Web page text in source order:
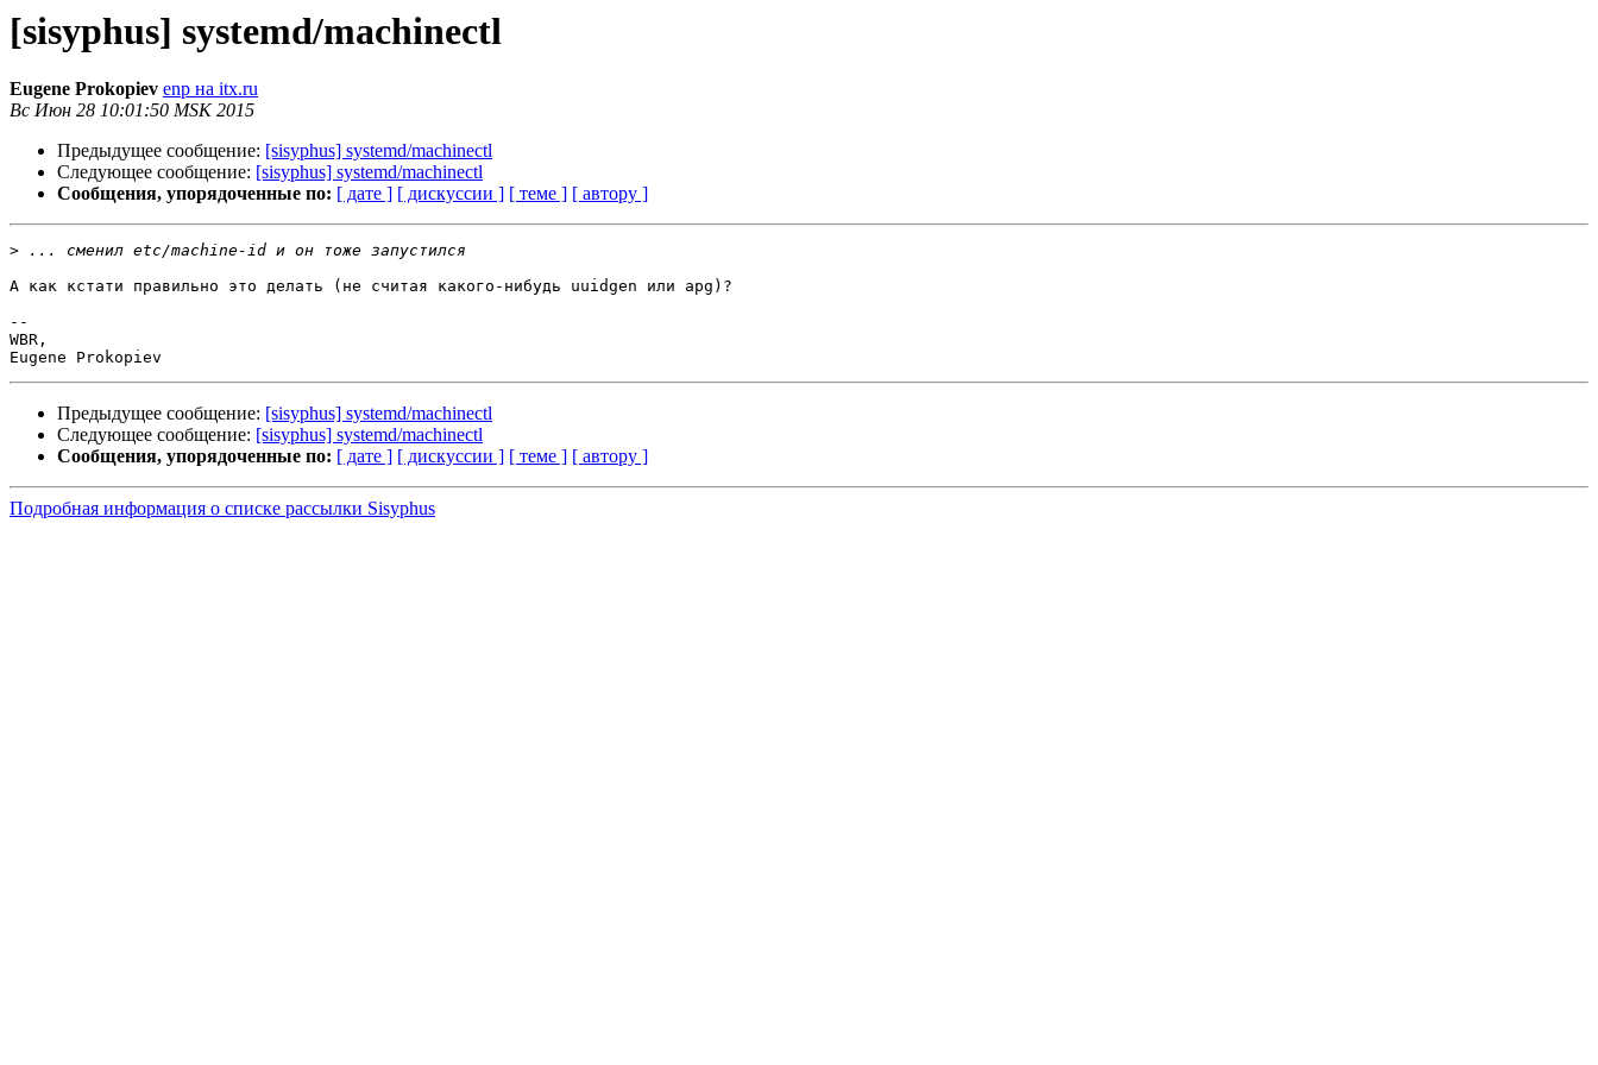
[sisyphus] systemd/machinectl
Eugene Prokopiev enp на itx.ru
Вс Июн 28 10:01:50 MSK 2015
Предыдущее сообщение: [sisyphus] systemd/machinectl
Следующее сообщение: [sisyphus] systemd/machinectl
Сообщения, упорядоченные по: [ дате ] [ дискуссии ] [ теме ] [ автору ]
>
А как кстати правильно это делать (не считая какого-нибудь uuidgen или apg)?
--
WBR,
Предыдущее сообщение: [sisyphus] systemd/machinectl
Следующее сообщение: [sisyphus] systemd/machinectl
Сообщения, упорядоченные по: [ дате ] [ дискуссии ] [ теме ] [ автору ]
Подробная информация о списке рассылки Sisyphus